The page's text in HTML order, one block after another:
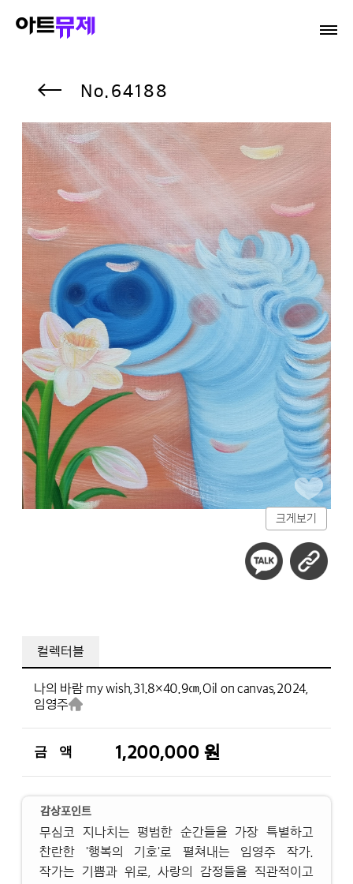
64188
크게보기
컬렉터블
나의 바람 my wish, 31.8×40.9㎝,Oil on canvas, 2024,
임영주
금 액 1,200,000 원
감상포인트
무심코 지나치는 평범한 순간들을 가장 특별하고
찬란한 '행복의 기호'로 펼쳐내는 임영주 작가.
작가는 기쁨과 위로, 사랑의 감정들을 직관적이고